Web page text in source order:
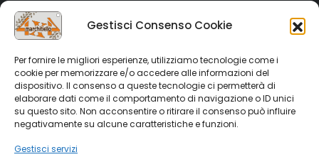
Gestisci Consenso Cookie
Per fornire le migliori esperienze, utilizziamo tecnologie come i
cookie per memorizzare e/o accedere alle informazioni del
dispositivo. Il consenso a queste tecnologie ci permetterà di
elaborare dati come il comportamento di navigazione o ID unici
su questo sito. Non acconsentire o ritirare il consenso può influire
negativamente su alcune caratteristiche e funzioni.
Gestisci servizi
Termini e Condizioni
Privacy Policy
Cookie Policy (UE)
SHOP
Shop
My account